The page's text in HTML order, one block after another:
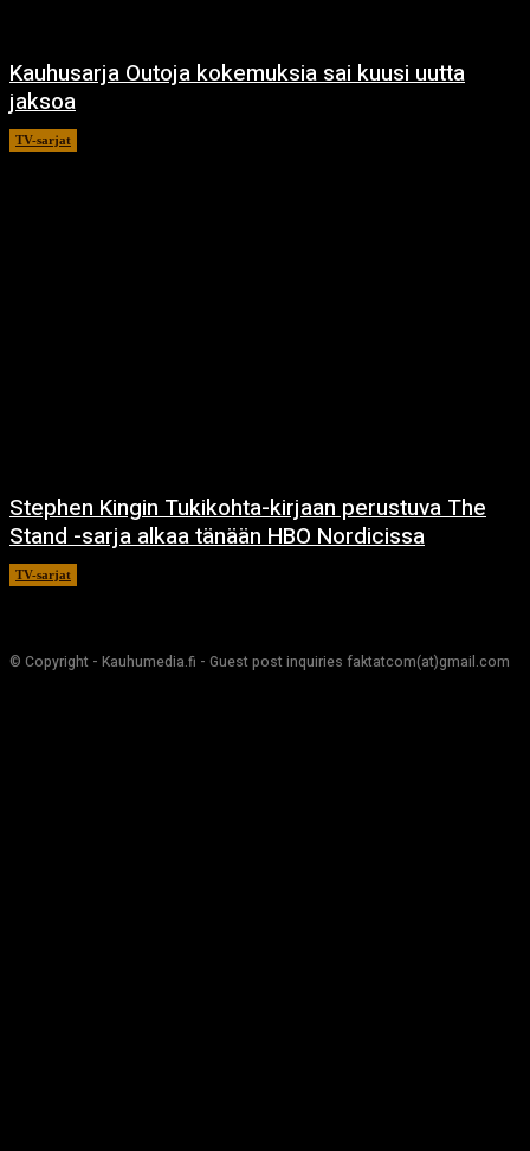
Kauhusarja Outoja kokemuksia sai kuusi uutta
jaksoa
TV-sarjat
Stephen Kingin Tukikohta-kirjaan perustuva The
Stand -sarja alkaa tänään HBO Nordicissa
TV-sarjat
© Copyright - Kauhumedia.fi - Guest post inquiries faktatcom(at)gmail.com